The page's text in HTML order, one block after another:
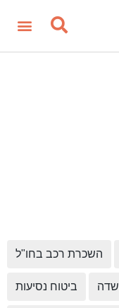
השכרת רכב בחו"ל
ביטוח נסיעות